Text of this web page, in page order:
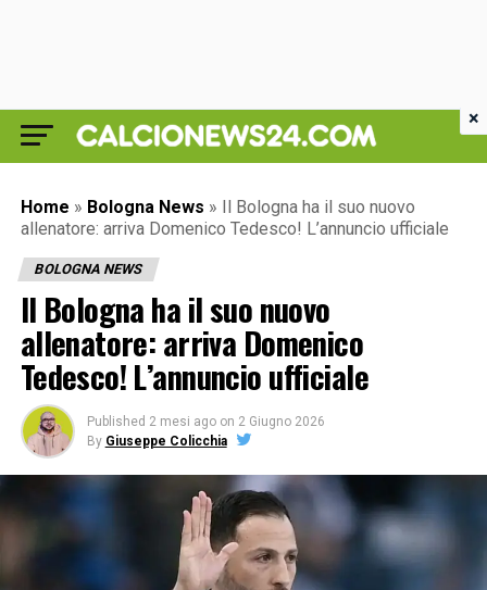
Home » Bologna News » Il Bologna ha il suo nuovo
allenatore: arriva Domenico Tedesco! L’annuncio ufficiale
BOLOGNA NEWS
Il Bologna ha il suo nuovo
allenatore: arriva Domenico
Tedesco! L’annuncio ufficiale
Published 2 mesi ago on 2 Giugno 2026
By Giuseppe Colicchia
×